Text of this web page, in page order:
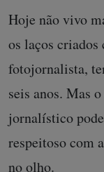
Pense num
ocupações.
necessidades do
ocupantes. É
Hoje não vivo
os laços criados